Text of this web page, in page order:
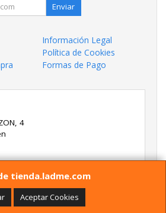
tienda.ladme.com
Aceptar Cookies
Enviar
Información Legal
Política de Cookies
Formas de Pago
4